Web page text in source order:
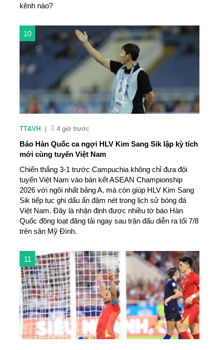
kênh nào?
10
TT&VH 4 giờ trước
Báo Hàn Quốc ca ngợi HLV Kim Sang Sik lập kỳ tích
mới cùng tuyển Việt Nam
Chiến thắng 3-1 trước Campuchia không chỉ đưa đội
tuyển Việt Nam vào bán kết ASEAN Championship
2026 với ngôi nhất bảng A, mà còn giúp HLV Kim Sang
Sik tiếp tục ghi dấu ấn đậm nét trong lịch sử bóng đá
Việt Nam. Đây là nhận định được nhiều tờ báo Hàn
Quốc đồng loạt đăng tải ngay sau trận đấu diễn ra tối 7/8
trên sân Mỹ Đình.
11